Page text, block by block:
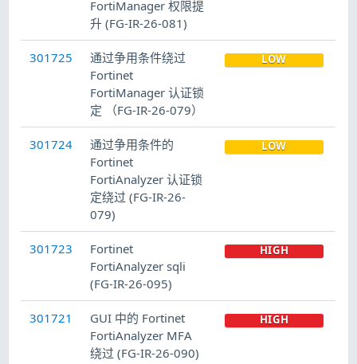
FortiManager 权限提
升 (FG-IR-26-081)
301725
通过争用条件绕过
Fortinet
FortiManager 认证锁
定 （FG-IR-26-079）
LOW
301724
通过争用条件的
Fortinet
FortiAnalyzer 认证锁
定绕过 (FG-IR-26-
079)
LOW
301723
Fortinet
FortiAnalyzer sqli
(FG-IR-26-095)
HIGH
301721
GUI 中的 Fortinet
FortiAnalyzer MFA
绕过 (FG-IR-26-090)
HIGH